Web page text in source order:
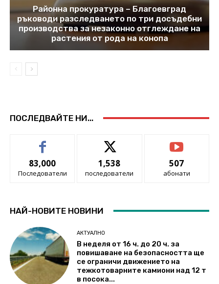
Районна прокуратура – Благоевград
ръководи разследването по три досъдебни
производства за незаконно отглеждане на
растения от рода на конопа
ПОСЛЕДВАЙТЕ НИ...
83,000
Последователи
1,538
последователи
507
абонати
НАЙ-НОВИТЕ НОВИНИ
АКТУАЛНО
В неделя от 16 ч. до 20 ч. за
повишаване на безопасността ще
се ограничи движението на
тежкотоварните камиони над 12 т
в посока...